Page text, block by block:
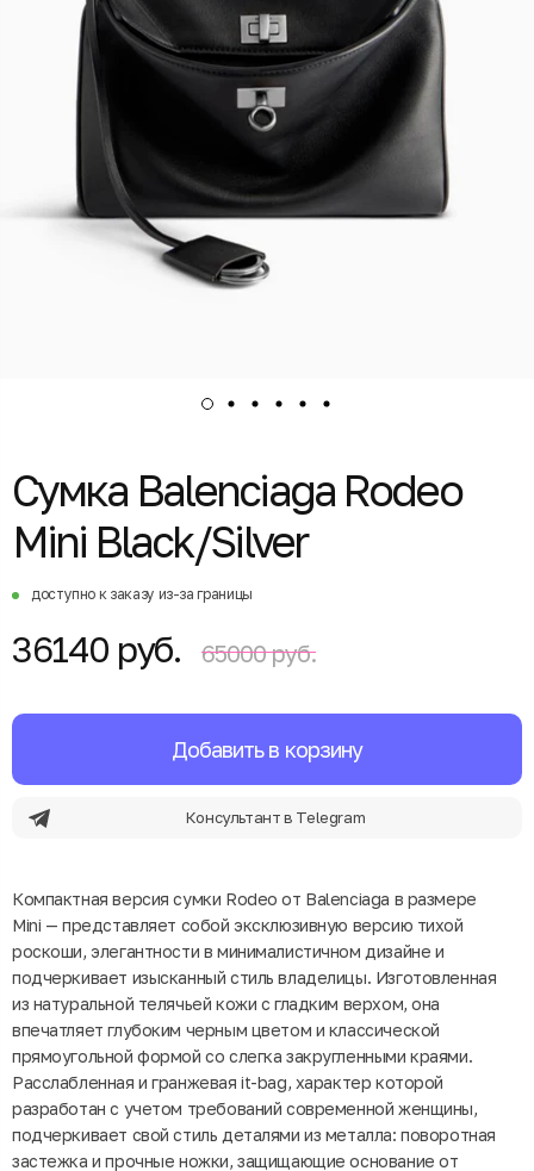
Сумка Balenciaga Rodeo
Mini Black/Silver
доступно к заказу из-за границы
36140 руб. 65000 руб.
Добавить в корзину
Консультант в Telegram
Компактная версия сумки Rodeo от Balenciaga в размере
Mini — представляет собой эксклюзивную версию тихой
роскоши, элегантности в минималистичном дизайне и
подчеркивает изысканный стиль владелицы. Изготовленная
из натуральной телячьей кожи с гладким верхом, она
впечатляет глубоким черным цветом и классической
прямоугольной формой со слегка закругленными краями.
Расслабленная и гранжевая it-bag, характер которой
разработан с учетом требований современной женщины,
подчеркивает свой стиль деталями из металла: поворотная
застежка и прочные ножки, защищающие основание от